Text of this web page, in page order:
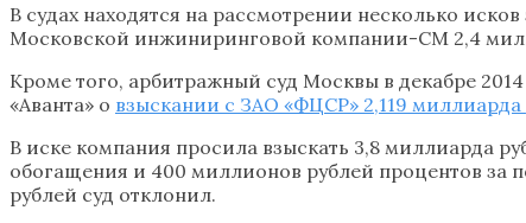
В судах находятся на рассмотрении несколько
Московской инжиниринговой компании-СМ 2,4
Кроме того, арбитражный суд Москвы в декабре
«Аванта» о взыскании с ЗАО «ФЦСР» 2,119 миллиарда
В иске компания просила взыскать 3,8 миллиарда
обогащения и 400 миллионов рублей процентов за
рублей суд отклонил.